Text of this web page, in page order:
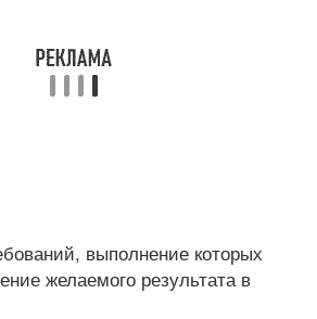
выполнение которых
желаемого результата в